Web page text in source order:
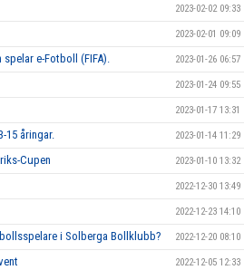
2023-02-02 09:33
2023-02-01 09:09
spelar e-Fotboll (FIFA). 2023-01-26 06:57
2023-01-24 09:55
2023-01-17 13:31
15 åringar. 2023-01-14 11:29
Cupen 2023-01-10 13:32
2022-12-30 13:49
2022-12-23 14:10
i Solberga Bollklubb? 2022-12-20 08:10
2022-12-05 12:33